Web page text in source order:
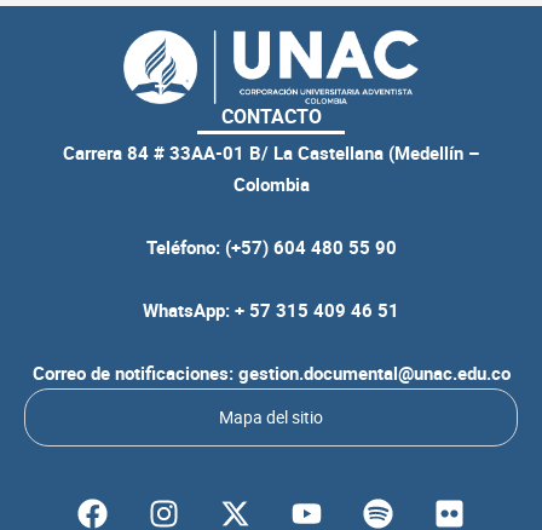
CONTACTO
Carrera 84 # 33AA-01 B/ La Castellana (Medellín –
Colombia
Teléfono: (+57) 604 480 55 90
WhatsApp: + 57 315 409 46 51
Correo de notificaciones: gestion.documental@unac.edu.co
Mapa del sitio
F I Y S F